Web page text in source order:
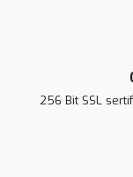
Ürün
256 Bit SSL